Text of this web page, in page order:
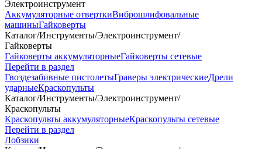
Электроинструмент
Аккумуляторные отверткиВиброшлифовальные
машиныГайковерты
Каталог/Инструменты/Электроинструмент/
Гайковерты
Гайковерты аккумуляторныеГайковерты сетевые
Перейти в раздел
Гвоздезабивные пистолетыГраверы электрическиеДрели
ударныеКраскопульты
Каталог/Инструменты/Электроинструмент/
Краскопульты
Краскопульты аккумуляторныеКраскопульты сетевые
Перейти в раздел
Лобзики